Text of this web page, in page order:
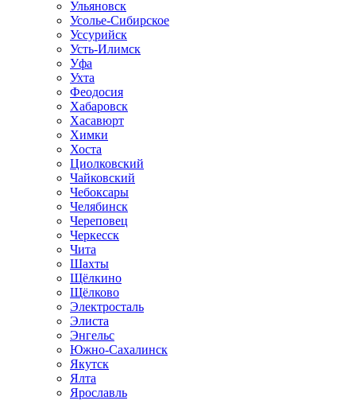
Ульяновск
Усолье-Сибирское
Уссурийск
Усть-Илимск
Уфа
Ухта
Феодосия
Хабаровск
Хасавюрт
Химки
Хоста
Циолковский
Чайковский
Чебоксары
Челябинск
Череповец
Черкесск
Чита
Шахты
Щёлкино
Щёлково
Электросталь
Элиста
Энгельс
Южно-Сахалинск
Якутск
Ялта
Ярославль